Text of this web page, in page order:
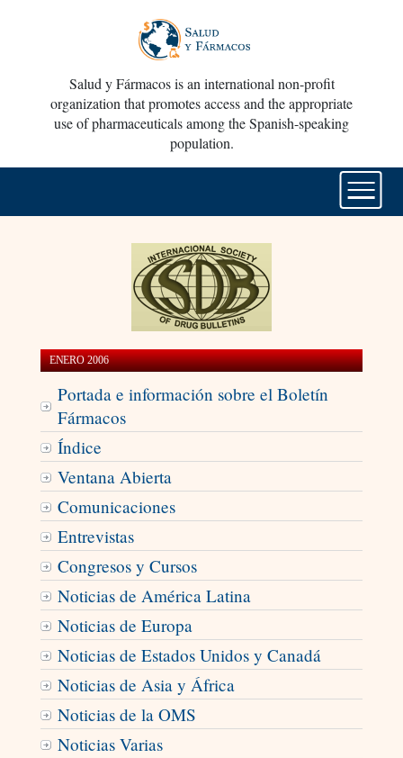
Salud y Fármacos is an international non-profit
organization that promotes access and the appropriate
use of pharmaceuticals among the Spanish-speaking
population.
ENERO 2006
Portada e información sobre el Boletín
Fármacos
Índice
Ventana Abierta
Comunicaciones
Entrevistas
Congresos y Cursos
Noticias de América Latina
Noticias de Europa
Noticias de Estados Unidos y Canadá
Noticias de Asia y África
Noticias de la OMS
Noticias Varias